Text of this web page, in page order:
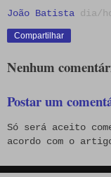
João Batista dia/
Compartilhar
Nenhum
Postar um
Só será aceito
acordo com o